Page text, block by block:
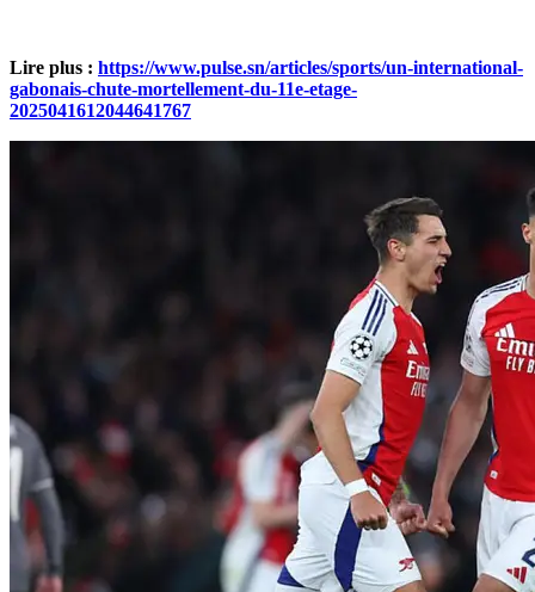
Lire plus : https://www.pulse.sn/articles/sports/un-international-
gabonais-chute-mortellement-du-11e-etage-
2025041612044641767